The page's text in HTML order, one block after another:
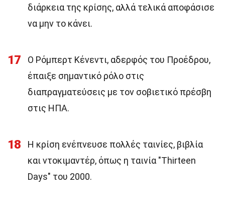
διάρκεια της κρίσης, αλλά τελικά αποφάσισε
να μην το κάνει.
17
Ο Ρόμπερτ Κένεντι, αδερφός του Προέδρου,
έπαιξε σημαντικό ρόλο στις
διαπραγματεύσεις με τον σοβιετικό πρέσβη
στις ΗΠΑ.
18
Η κρίση ενέπνευσε πολλές ταινίες, βιβλία
και ντοκιμαντέρ, όπως η ταινία "Thirteen
Days" του 2000.